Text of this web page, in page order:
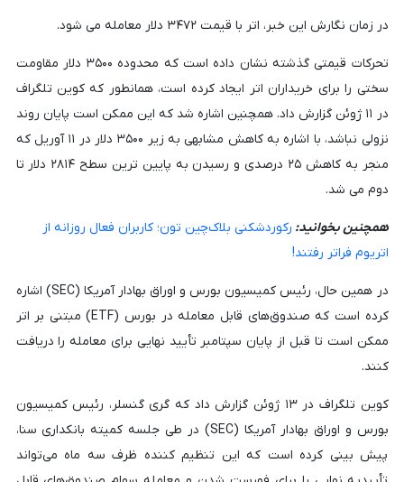
در زمان نگارش این خبر، اتر با قیمت ۳۴۷۲ دلار معامله می شود.
تحرکات قیمتی گذشته نشان داده است که محدوده ۳۵۰۰ دلار مقاومت
سختی را برای خریداران اتر ایجاد کرده است، همانطور که کوین تلگراف
در ۱۱ ژوئن گزارش داد. همچنین اشاره شد که این ممکن است پایان روند
نزولی نباشد، با اشاره به کاهش مشابهی به زیر ۳۵۰۰ دلار در ۱۱ آوریل که
منجر به کاهش ۲۵ درصدی و رسیدن به پایین ترین سطح ۲۸۱۴ دلار تا
دوم می شد.
همچنین بخوانید: رکوردشکنی بلاک‌چین تون؛ کاربران فعال روزانه از
اتریوم فراتر رفتند!
در همین حال، رئیس کمیسیون بورس و اوراق بهادار آمریکا (SEC) اشاره
کرده است که صندوق‌های قابل معامله در بورس (ETF) مبتنی بر اتر
ممکن است تا قبل از پایان سپتامبر تأیید نهایی برای معامله را دریافت
کنند.
کوین تلگراف در ۱۳ ژوئن گزارش داد که گری گنسلر، رئیس کمیسیون
بورس و اوراق بهادار آمریکا (SEC) در طی جلسه کمیته بانکداری سنا،
پیش بینی کرده است که این تنظیم کننده ظرف سه ماه می‌تواند